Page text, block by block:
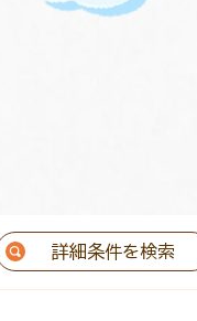
詳細条件を検索